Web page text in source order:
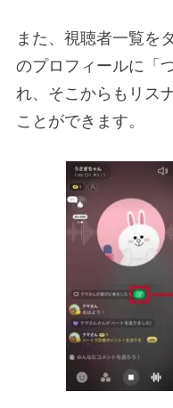
また、視聴者一覧を
のプロフィールに「
れ、そこからもリス
ことができます。